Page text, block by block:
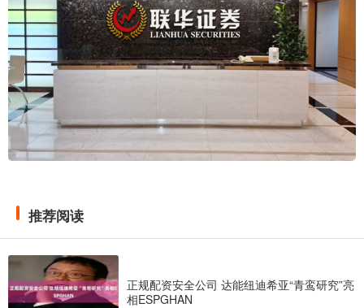
推荐阅读
正规配资安全公司 达能纽迪希亚“青鸾研究”亮
相ESPGHAN